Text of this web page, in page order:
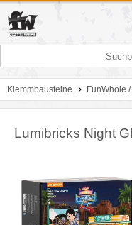
Klemmbausteine FunWhole
Lumibricks Night